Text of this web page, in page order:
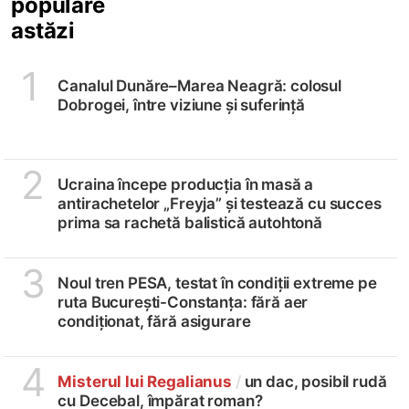
astăzi
1
Canalul Dunăre–Marea Neagră: colosul
Dobrogei, între viziune și suferință
2
Ucraina începe producția în masă a
antirachetelor „Freyja” și testează cu succes
prima sa rachetă balistică autohtonă
3
Noul tren PESA, testat în condiții extreme pe
ruta București-Constanța: fără aer
condiționat, fără asigurare
4 Misterul lui Regalianus /un dac, posibil rudă
cu Decebal, împărat roman?